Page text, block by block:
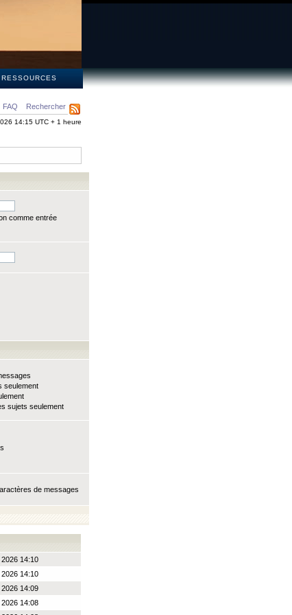
RESSOURCES
FAQ Rechercher
14:15 UTC + 1 heure
comme entrée
seulement
sujets seulement
de messages
2026 14:10
2026 14:10
2026 14:09
2026 14:08